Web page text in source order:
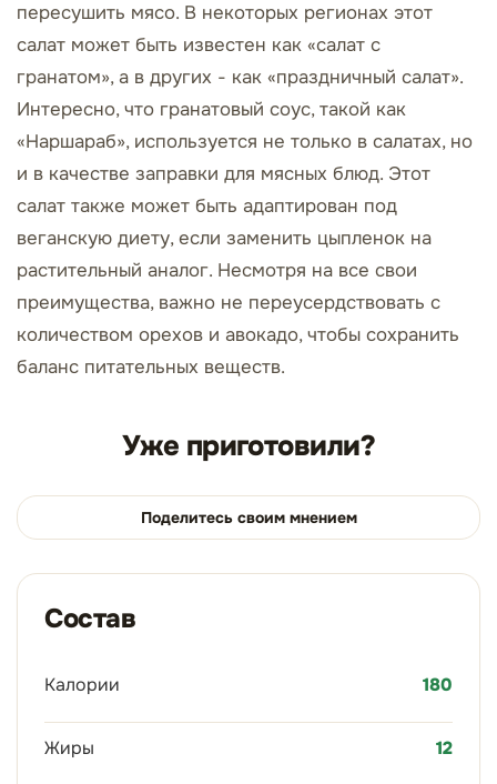
пересушить мясо. В некоторых регионах этот
салат может быть известен как «салат с
гранатом», а в других - как «праздничный салат».
Интересно, что гранатовый соус, такой как
«Наршараб», используется не только в салатах, но
и в качестве заправки для мясных блюд. Этот
салат также может быть адаптирован под
веганскую диету, если заменить цыпленок на
растительный аналог. Несмотря на все свои
преимущества, важно не переусердствовать с
количеством орехов и авокадо, чтобы сохранить
баланс питательных веществ.
Уже приготовили?
Поделитесь своим мнением
Состав
Калории 180
Жиры 12